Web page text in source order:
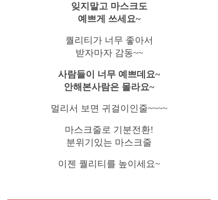
잊지말고 마스크도
예쁘게 쓰세요~
퀄리티가 너무 좋아서
받자마자 감동~~
사람들이 너무 예쁘데요~
안해본사람은 몰라요~
멀리서 보면 귀걸이인줄~~~~
마스크줄로 기분전환!
분위기있는 마스크줄
이젠 퀄리티를 높이세요~